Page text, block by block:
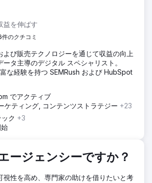
者や伝統的な大工と競合する中で、IKEA
ズについて顧客に説明し、高額な住宅投資
得し、チェスターとロンドンの両方で地域
インする必要がありました。
る段階の購入者のニーズに応えるウェブ
した。詳細なサービスページ、視覚的に分
ェクトギャラリー、そしてよくある質問へ
育的なブログコンテンツを用意しまし
では、ロングテールキーワード、構造化デ
、そしてギャラリーやサイト内予約の高速
るモバイルファーストデザインを採用し、
ンをターゲットにしました。
ッション数は12,400に達しました。340以
ランキング入りし、そのうち47がトップ3
均CTRは4.7%。平均順位は8.3に向上。検
益を伸ばす
件のクチコミ
よび販売テクノロジーを通じて収益の向上
タ主導のデジタル スペシャリスト。
な経験を持つ SEMRush および HubSpot
でアクティブ
ケティング, コンテンツストラテジー +23
ク +3
ージェンシーですか？
視性を高め、専門家の助けを借りたいと考